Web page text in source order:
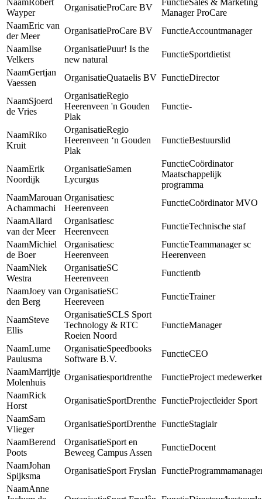
Robert
Wayper
ProCare BV
Sales & Marketing
Manager ProCare
Eric van
der Meer
ProCare BV
Accountmanager
Ilse
Velkers
Puur! Is the
new natural
Sportdietist
Gertjan
Vaessen
Quataelis BV Director
Sjoerd
de Vries
Regio
Heerenveen 'n Gouden
Plak
-
Riko
Kruit
Regio
Heerenveen ‘n Gouden
Plak
Bestuurslid
Erik
Noordijk
Samen
Lycurgus
Coördinator
Maatschappelijk
programma
Marouan
Achammachi
sc
Heerenveen
Coördinator MVO
Allard
van der Meer
sc
Heerenveen
Technische staf
Michiel
de Boer
sc
Heerenveen
Teammanager sc
Heerenveen
Niek
Westra
SC
Heerenveen
ntb
Joey van
den Berg
SC
Heereveen
Trainer
Steve
Ellis
SCLS Sport
Technology & RTC
Roeien Noord
Manager
Lume
Paulusma
Speedbooks
Software B.V.
CEO
Marrijtje
Molenhuis
sportdrenthe
Project medewerker
Rick
Horst
SportDrenthe
Projectleider Sport
Sam
Vlieger
SportDrenthe
Stagiair
Berend
Poots
Sport en
Beweeg Campus Assen
Docent
Johan
Spijksma
Sport Fryslan
Anne